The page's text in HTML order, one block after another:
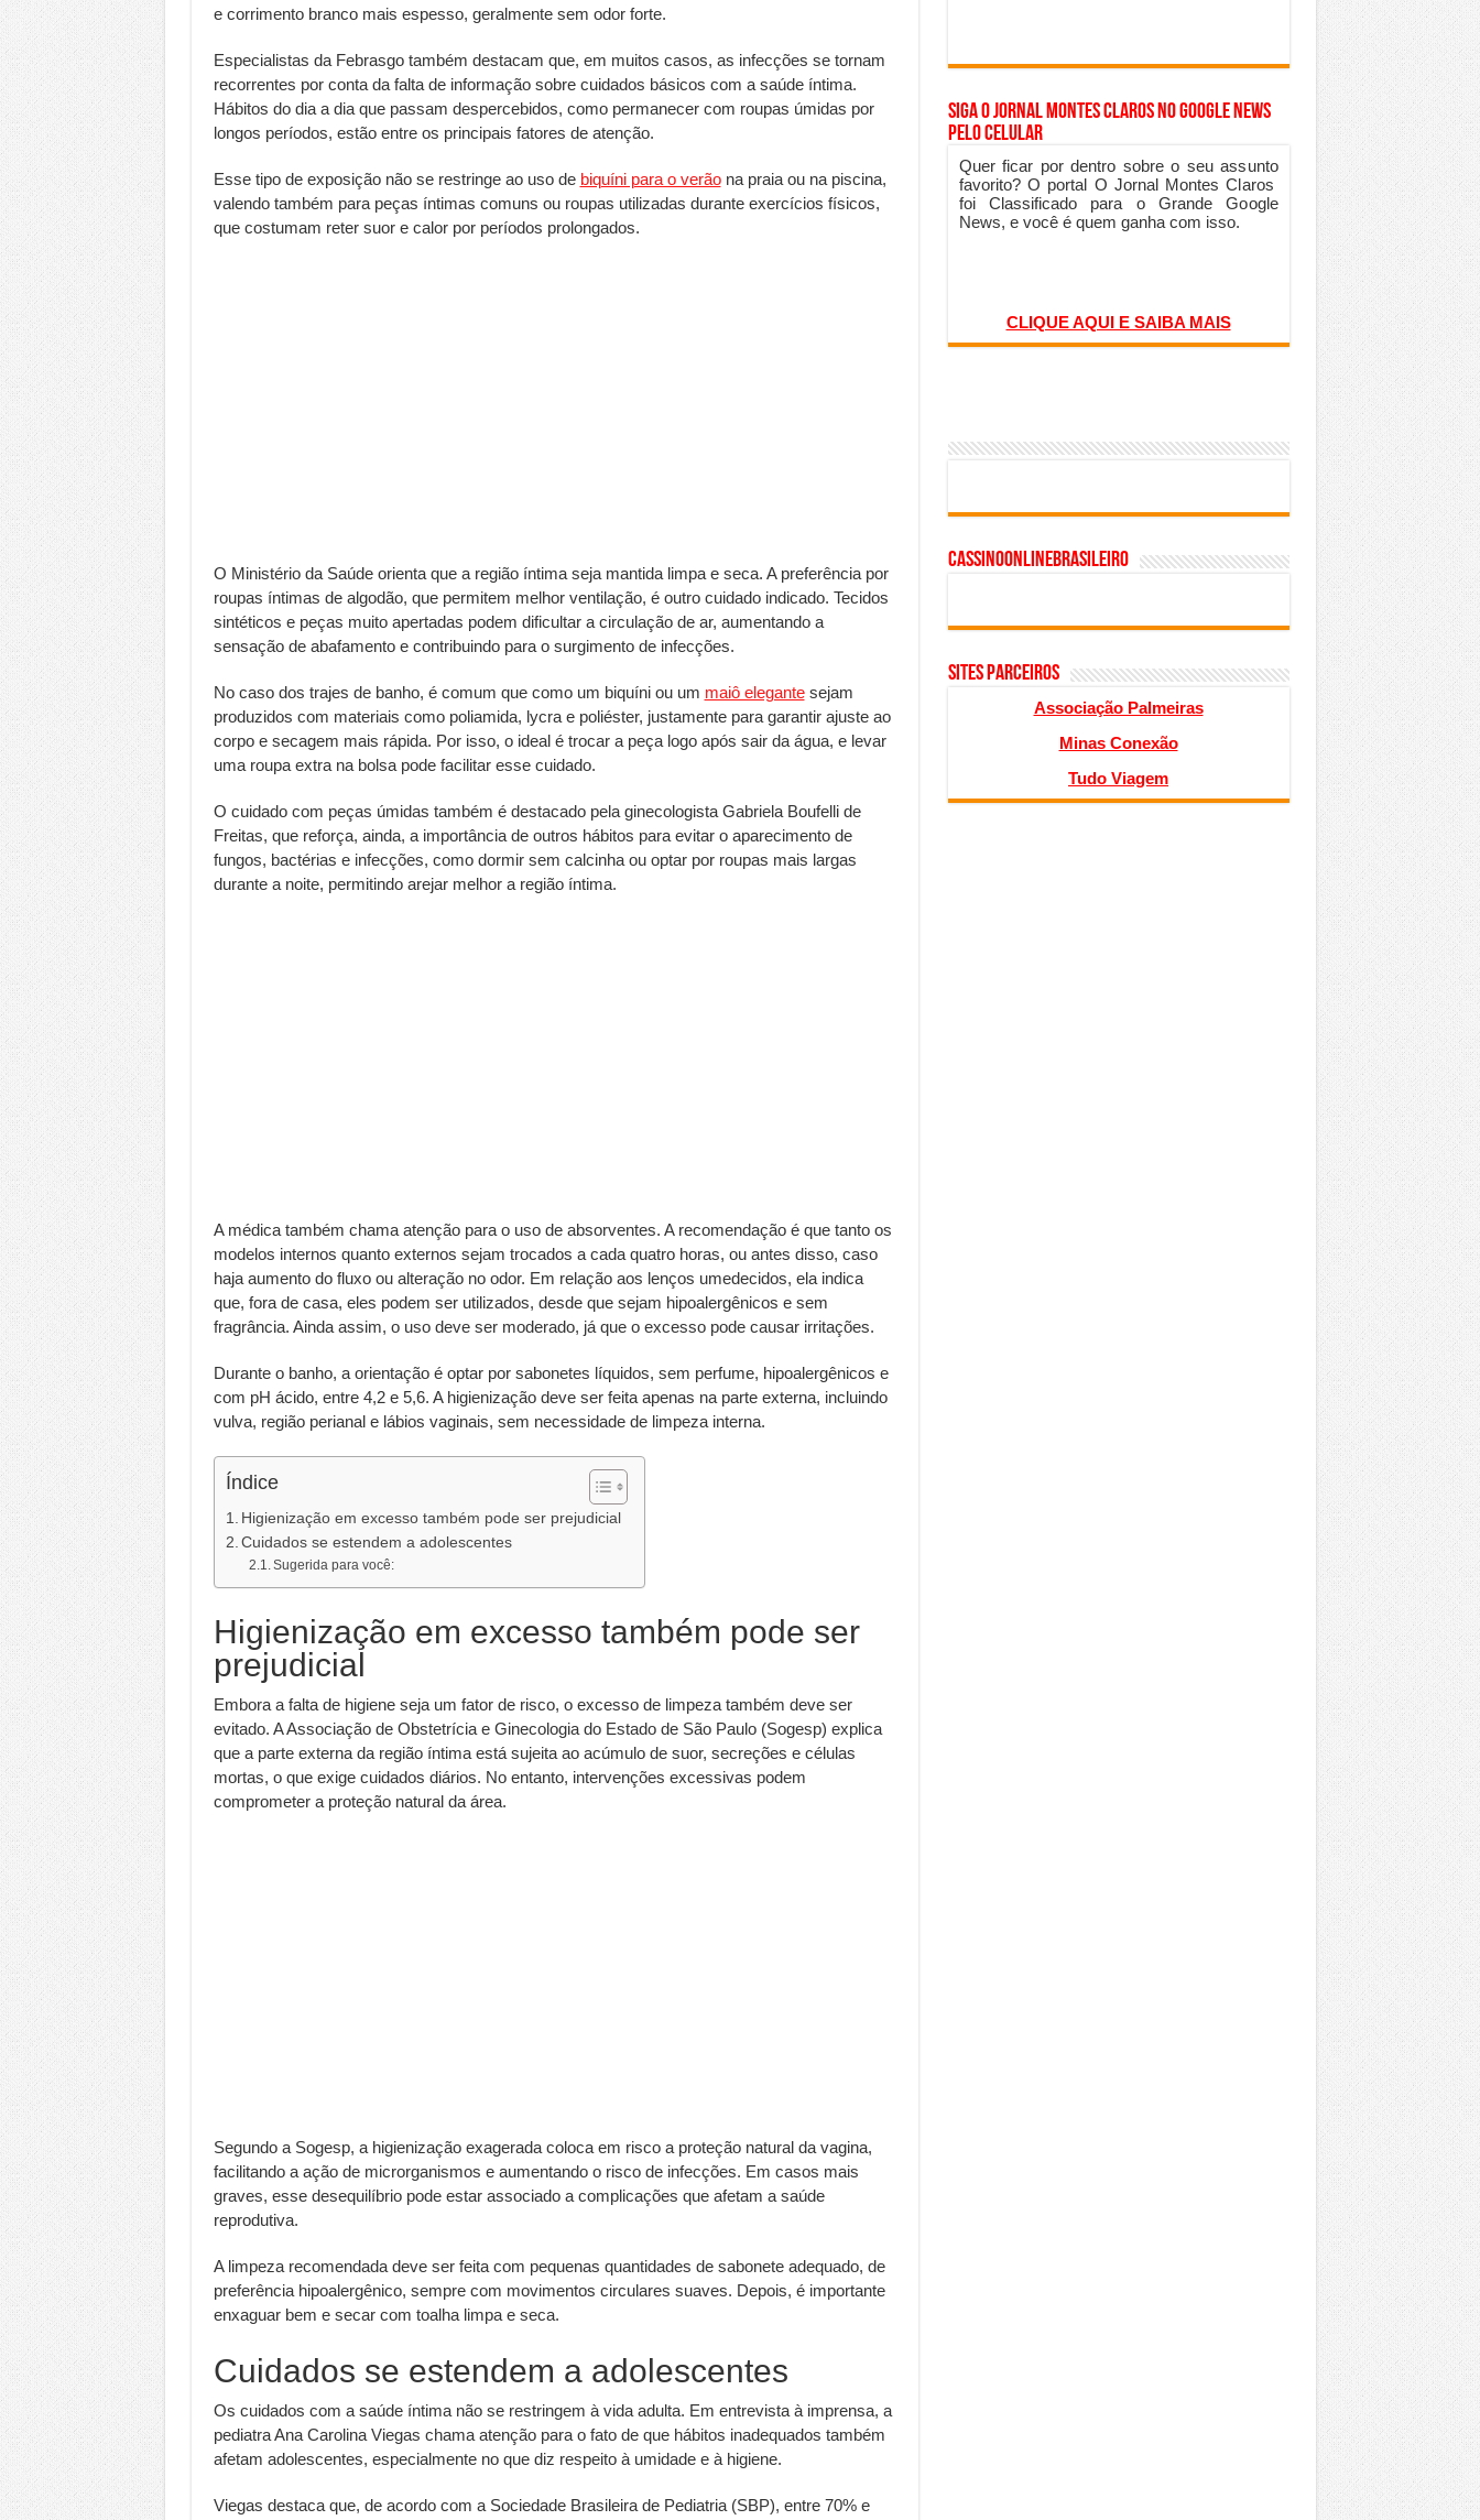
e corrimento branco mais espesso, geralmente sem odor forte.
Especialistas da Febrasgo também destacam que, em muitos casos, as infecções se tornam
recorrentes por conta da falta de informação sobre cuidados básicos com a saúde íntima.
Hábitos do dia a dia que passam despercebidos, como permanecer com roupas úmidas por
longos períodos, estão entre os principais fatores de atenção.
Esse tipo de exposição não se restringe ao uso de biquíni para o verãona praia ou na piscina,
valendo também para peças íntimas comuns ou roupas utilizadas durante exercícios físicos,
que costumam reter suor e calor por períodos prolongados.
O Ministério da Saúde orienta que a região íntima seja mantida limpa e seca. A preferência por
roupas íntimas de algodão, que permitem melhor ventilação, é outro cuidado indicado. Tecidos
sintéticos e peças muito apertadas podem dificultar a circulação de ar, aumentando a
sensação de abafamento e contribuindo para o surgimento de infecções.
No caso dos trajes de banho, é comum que como um biquíni ou um maiô elegantesejam
produzidos com materiais como poliamida, lycra e poliéster, justamente para garantir ajuste ao
corpo e secagem mais rápida. Por isso, o ideal é trocar a peça logo após sair da água, e levar
uma roupa extra na bolsa pode facilitar esse cuidado.
O cuidado com peças úmidas também é destacado pela ginecologista Gabriela Boufelli de
Freitas, que reforça, ainda, a importância de outros hábitos para evitar o aparecimento de
fungos, bactérias e infecções, como dormir sem calcinha ou optar por roupas mais largas
durante a noite, permitindo arejar melhor a região íntima.
A médica também chama atenção para o uso de absorventes. A recomendação é que tanto os
modelos internos quanto externos sejam trocados a cada quatro horas, ou antes disso, caso
haja aumento do fluxo ou alteração no odor. Em relação aos lenços umedecidos, ela indica
que, fora de casa, eles podem ser utilizados, desde que sejam hipoalergênicos e sem
fragrância. Ainda assim, o uso deve ser moderado, já que o excesso pode causar irritações.
Durante o banho, a orientação é optar por sabonetes líquidos, sem perfume, hipoalergênicos e
com pH ácido, entre 4,2 e 5,6. A higienização deve ser feita apenas na parte externa, incluindo
vulva, região perianal e lábios vaginais, sem necessidade de limpeza interna.
Índice
Higienização em excesso também pode ser prejudicial
Cuidados se estendem a adolescentes
Sugerida para você:
Higienização em excesso também pode ser
prejudicial
Embora a falta de higiene seja um fator de risco, o excesso de limpeza também deve ser
evitado. A Associação de Obstetrícia e Ginecologia do Estado de São Paulo (Sogesp) explica
que a parte externa da região íntima está sujeita ao acúmulo de suor, secreções e células
mortas, o que exige cuidados diários. No entanto, intervenções excessivas podem
comprometer a proteção natural da área.
Segundo a Sogesp, a higienização exagerada coloca em risco a proteção natural da vagina,
facilitando a ação de microrganismos e aumentando o risco de infecções. Em casos mais
graves, esse desequilíbrio pode estar associado a complicações que afetam a saúde
reprodutiva.
A limpeza recomendada deve ser feita com pequenas quantidades de sabonete adequado, de
preferência hipoalergênico, sempre com movimentos circulares suaves. Depois, é importante
enxaguar bem e secar com toalha limpa e seca.
Cuidados se estendem a adolescentes
Os cuidados com a saúde íntima não se restringem à vida adulta. Em entrevista à imprensa, a
pediatra Ana Carolina Viegas chama atenção para o fato de que hábitos inadequados também
afetam adolescentes, especialmente no que diz respeito à umidade e à higiene.
Viegas destaca que, de acordo com a Sociedade Brasileira de Pediatria (SBP), entre 70% e
Siga o Jornal Montes Claros no Google News
pelo Celular
Quer ficar por dentro sobre o seu assunto
favorito? O portal O Jornal Montes Claros
foi Classificado para o Grande Google
News, e você é quem ganha com isso.
CLIQUE AQUI E SAIBA MAIS
cassinoonlinebrasileiro
SITES PARCEIROS
Associação Palmeiras
Minas Conexão
Tudo Viagem